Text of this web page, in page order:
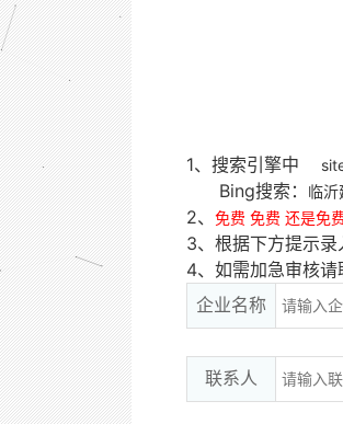
1、搜索引擎中
Bing搜索：
临沂
2、 免费 免费 还是免
3、根据下方提示录
4、如需加急审核请
企业名称
联系人